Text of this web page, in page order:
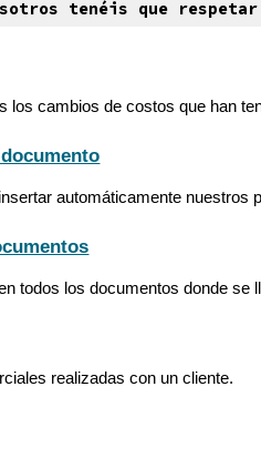
tenéis que
los cambios de costos que han
automáticamente nuestros
todos los documentos donde se
realizadas con un cliente.